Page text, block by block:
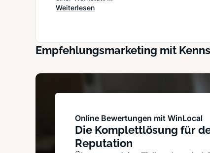
Weiterlesen: Sommerreifen - Winterreifen:
Empfehlungsmarketing mit
Online Bewertungen mit WinLocal
Die Komplettlösung für
Reputation